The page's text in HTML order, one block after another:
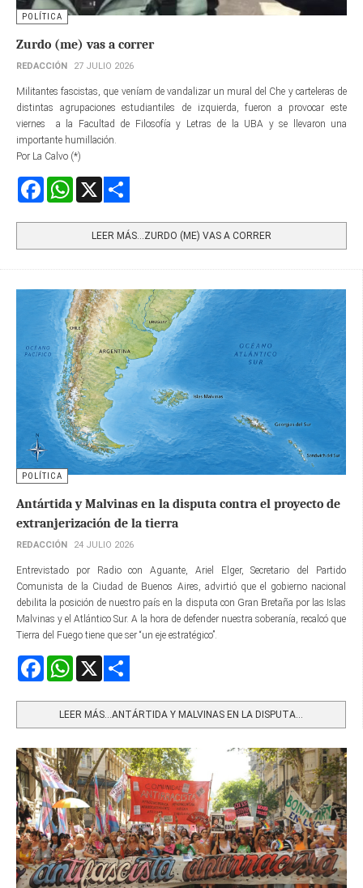
POLÍTICA
Zurdo (me) vas a correr
REDACCIÓN 27 JULIO 2026
Militantes fascistas, que veníam de vandalizar un mural del Che y carteleras de
distintas agrupaciones estudiantiles de izquierda, fueron a provocar este
viernes a la Facultad de Filosofía y Letras de la UBA y se llevaron una
importante humillación.
Por La Calvo (*)
FacebookWhatsApp
LEER MÁS…ZURDO (ME) VAS A CORRER
POLÍTICA
Antártida y Malvinas en la disputa contra el proyecto de
extranjerización de la tierra
REDACCIÓN 24 JULIO 2026
Entrevistado por Radio con Aguante, Ariel Elger, Secretario del Partido
Comunista de la Ciudad de Buenos Aires, advirtió que el gobierno nacional
debilita la posición de nuestro país en la disputa con Gran Bretaña por las Islas
Malvinas y el Atlántico Sur. A la hora de defender nuestra soberanía, recalcó que
Tierra del Fuego tiene que ser “un eje estratégico”.
FacebookWhatsApp
LEER MÁS…ANTÁRTIDA Y MALVINAS EN LA DISPUTA...